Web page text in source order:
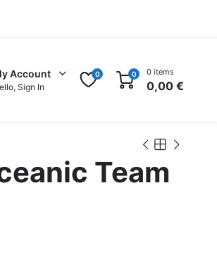
Account
Sign In
0 0 0 items
0,00€
Team